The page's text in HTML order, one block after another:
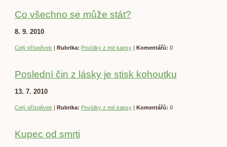
Co všechno se může stát?
8. 9. 2010
Celý příspěvek | Rubrika: Povídky z mé kapsy | Komentářů: 0
Poslední čin z lásky je stisk kohoutku
13. 7. 2010
Celý příspěvek | Rubrika: Povídky z mé kapsy | Komentářů: 0
Kupec od smrti